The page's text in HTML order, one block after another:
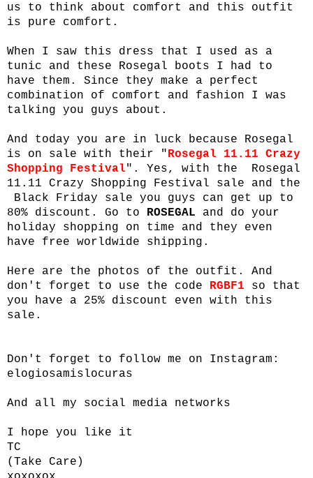
us to think about comfort and this outfit
is pure comfort.
When I saw this dress that I used as a
tunic and these Rosegal boots I had to
have them. Since they make a perfect
combination of comfort and fashion I was
talking you guys about.
And today you are in luck because Rosegal
is on sale with their "Rosegal 11.11 Crazy
Shopping Festival". Yes, with the Rosegal
11.11 Crazy Shopping Festival sale and the
Black Friday sale you guys can get up to
80% discount. Go to ROSEGAL and do your
holiday shopping on time and they even
have free worldwide shipping.
Here are the photos of the outfit. And
don't forget to use the code RGBF1 so that
you have a 25% discount even with this
sale.
Don't forget to follow me on Instagram:
elogiosamislocuras
And all my social media networks
I hope you like it
TC
(Take Care)